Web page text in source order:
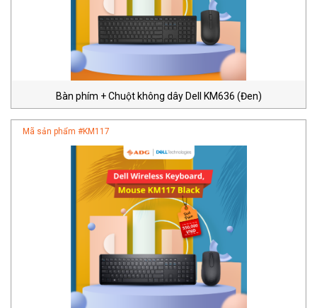
Bàn phím + Chuột không dây Dell KM636 (Đen)
Mã sản phẩm #KM117